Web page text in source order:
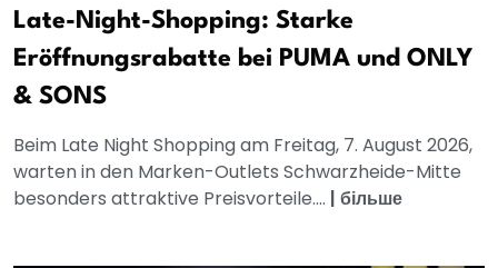
Late-Night-Shopping: Starke
Eröffnungsrabatte bei PUMA und ONLY
& SONS
Beim Late Night Shopping am Freitag, 7. August 2026,
warten in den Marken-Outlets Schwarzheide-Mitte
besonders attraktive Preisvorteile.... | більше